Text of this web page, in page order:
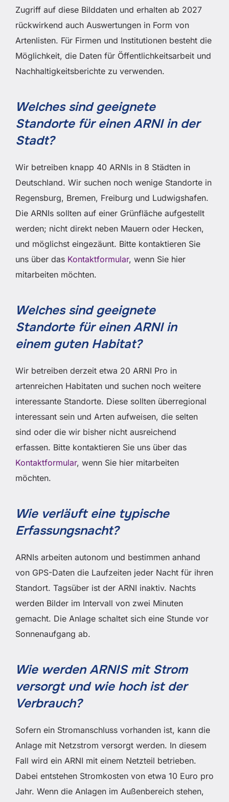
Zugriff auf diese Bilddaten und erhalten ab 2027
rückwirkend auch Auswertungen in Form von
Artenlisten. Für Firmen und Institutionen besteht die
Möglichkeit, die Daten für Öffentlichkeitsarbeit und
Nachhaltigkeitsberichte zu verwenden.
Welches sind geeignete
Standorte für einen ARNI in der
Stadt?
Wir betreiben knapp 40 ARNIs in 8 Städten in
Deutschland. Wir suchen noch wenige Standorte in
Regensburg, Bremen, Freiburg und Ludwigshafen.
Die ARNIs sollten auf einer Grünfläche aufgestellt
werden; nicht direkt neben Mauern oder Hecken,
und möglichst eingezäunt. Bitte kontaktieren Sie
uns über das Kontaktformular, wenn Sie hier
mitarbeiten möchten.
Welches sind geeignete
Standorte für einen ARNI in
einem guten Habitat?
Wir betreiben derzeit etwa 20 ARNI Pro in
artenreichen Habitaten und suchen noch weitere
interessante Standorte. Diese sollten überregional
interessant sein und Arten aufweisen, die selten
sind oder die wir bisher nicht ausreichend
erfassen. Bitte kontaktieren Sie uns über das
Kontaktformular, wenn Sie hier mitarbeiten
möchten.
Wie verläuft eine typische
Erfassungsnacht?
ARNIs arbeiten autonom und bestimmen anhand
von GPS-Daten die Laufzeiten jeder Nacht für ihren
Standort. Tagsüber ist der ARNI inaktiv. Nachts
werden Bilder im Intervall von zwei Minuten
gemacht. Die Anlage schaltet sich eine Stunde vor
Sonnenaufgang ab.
Wie werden ARNIS mit Strom
versorgt und wie hoch ist der
Verbrauch?
Sofern ein Stromanschluss vorhanden ist, kann die
Anlage mit Netzstrom versorgt werden. In diesem
Fall wird ein ARNI mit einem Netzteil betrieben.
Dabei entstehen Stromkosten von etwa 10 Euro pro
Jahr. Wenn die Anlagen im Außenbereich stehen,